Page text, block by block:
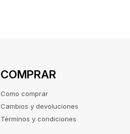
COMPRAR
Como comprar
Cambios y devoluciones
Términos y condiciones